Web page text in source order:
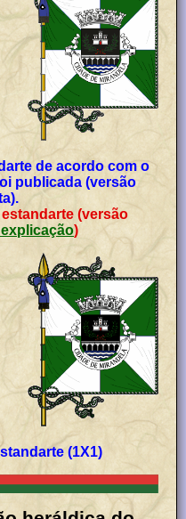
de acordo com o
publicada (versão
ver explicação)
Bandeira (2x3) Estandarte (1X1)